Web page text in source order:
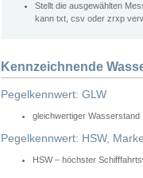
Stellt die ausgewählten
kann txt, csv oder zrxp
Kennzeichnende
Pegelkennwert: GLW
gleichwertiger Wasserstand
Pegelkennwert: HSW,
HSW – höchster